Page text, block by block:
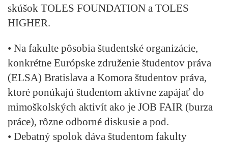
skúšok TOLES FOUNDATION a TOLES
HIGHER.
• Na fakulte pôsobia študentské organizácie,
konkrétne Európske združenie študentov práva
(ELSA) Bratislava a Komora študentov práva,
ktoré ponúkajú študentom aktívne zapájať do
mimoškolských aktivít ako je JOB FAIR (burza
práce), rôzne odborné diskusie a pod.
• Debatný spolok dáva študentom fakulty